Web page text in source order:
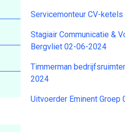
Servicemonteur CV-
Stagiair Communicatie &
Bergvliet 02-06-2024
Timmerman
2024
Uitvoerder Eminent Groep